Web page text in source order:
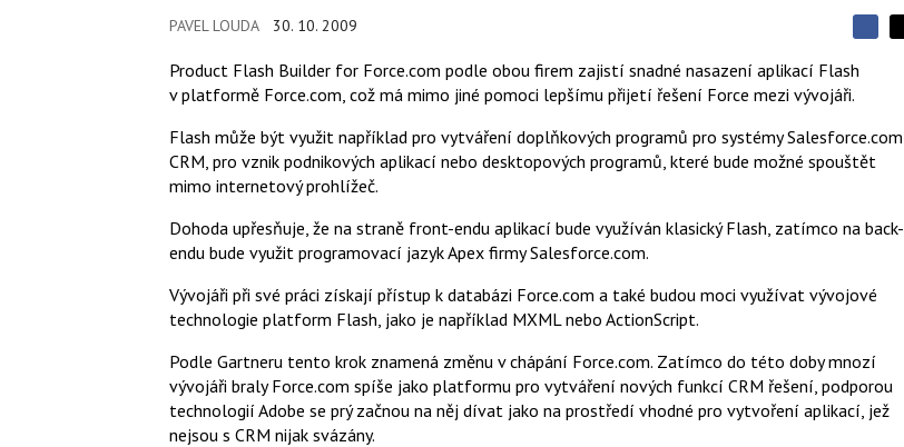
PAVEL LOUDA 30. 10. 2009
S
d
í
e
S
t
e
a
o
t
í
Product Flash Builder for Force.com podle obou firem zajistí snadné nasazení aplikací Flash
v platformě Force.com, což má mimo jiné pomoci lepšímu přijetí řešení Force mezi vývojáři.
Flash může být využit například pro vytváření doplňkových programů pro systémy Salesforce.com
CRM, pro vznik podnikových aplikací nebo desktopových programů, které bude možné spouštět
mimo internetový prohlížeč.
Dohoda upřesňuje, že na straně front-endu aplikací bude využíván klasický Flash, zatímco na back-
endu bude využit programovací jazyk Apex firmy Salesforce.com.
Vývojáři při své práci získají přístup k databázi Force.com a také budou moci využívat vývojové
technologie platform Flash, jako je například MXML nebo ActionScript.
Podle Gartneru tento krok znamená změnu v chápání Force.com. Zatímco do této doby mnozí
vývojáři braly Force.com spíše jako platformu pro vytváření nových funkcí CRM řešení, podporou
technologií Adobe se prý začnou na něj dívat jako na prostředí vhodné pro vytvoření aplikací, jež
nejsou s CRM nijak svázány.